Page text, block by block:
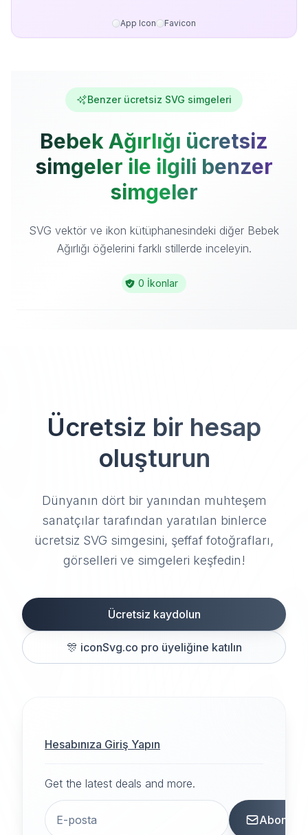
App Icon Favicon
Benzer ücretsiz SVG simgeleri
Bebek Ağırlığı ücretsiz
simgeler ile ilgili benzer
simgeler
SVG vektör ve ikon kütüphanesindeki diğer Bebek
Ağırlığı öğelerini farklı stillerde inceleyin.
0 İkonlar
Ücretsiz bir hesap
oluşturun
Dünyanın dört bir yanından muhteşem
sanatçılar tarafından yaratılan binlerce
ücretsiz SVG simgesini, şeffaf fotoğrafları,
görselleri ve simgeleri keşfedin!
Ücretsiz kaydolun
🎊 iconSvg.co pro üyeliğine katılın
Hesabınıza Giriş Yapın
Get the latest deals and more.
Abone